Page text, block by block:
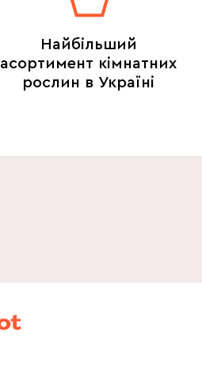
Найбільший
асортимент кімнатних
рослин в Україні